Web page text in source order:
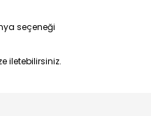
seçeneği
iletebilirsiniz.